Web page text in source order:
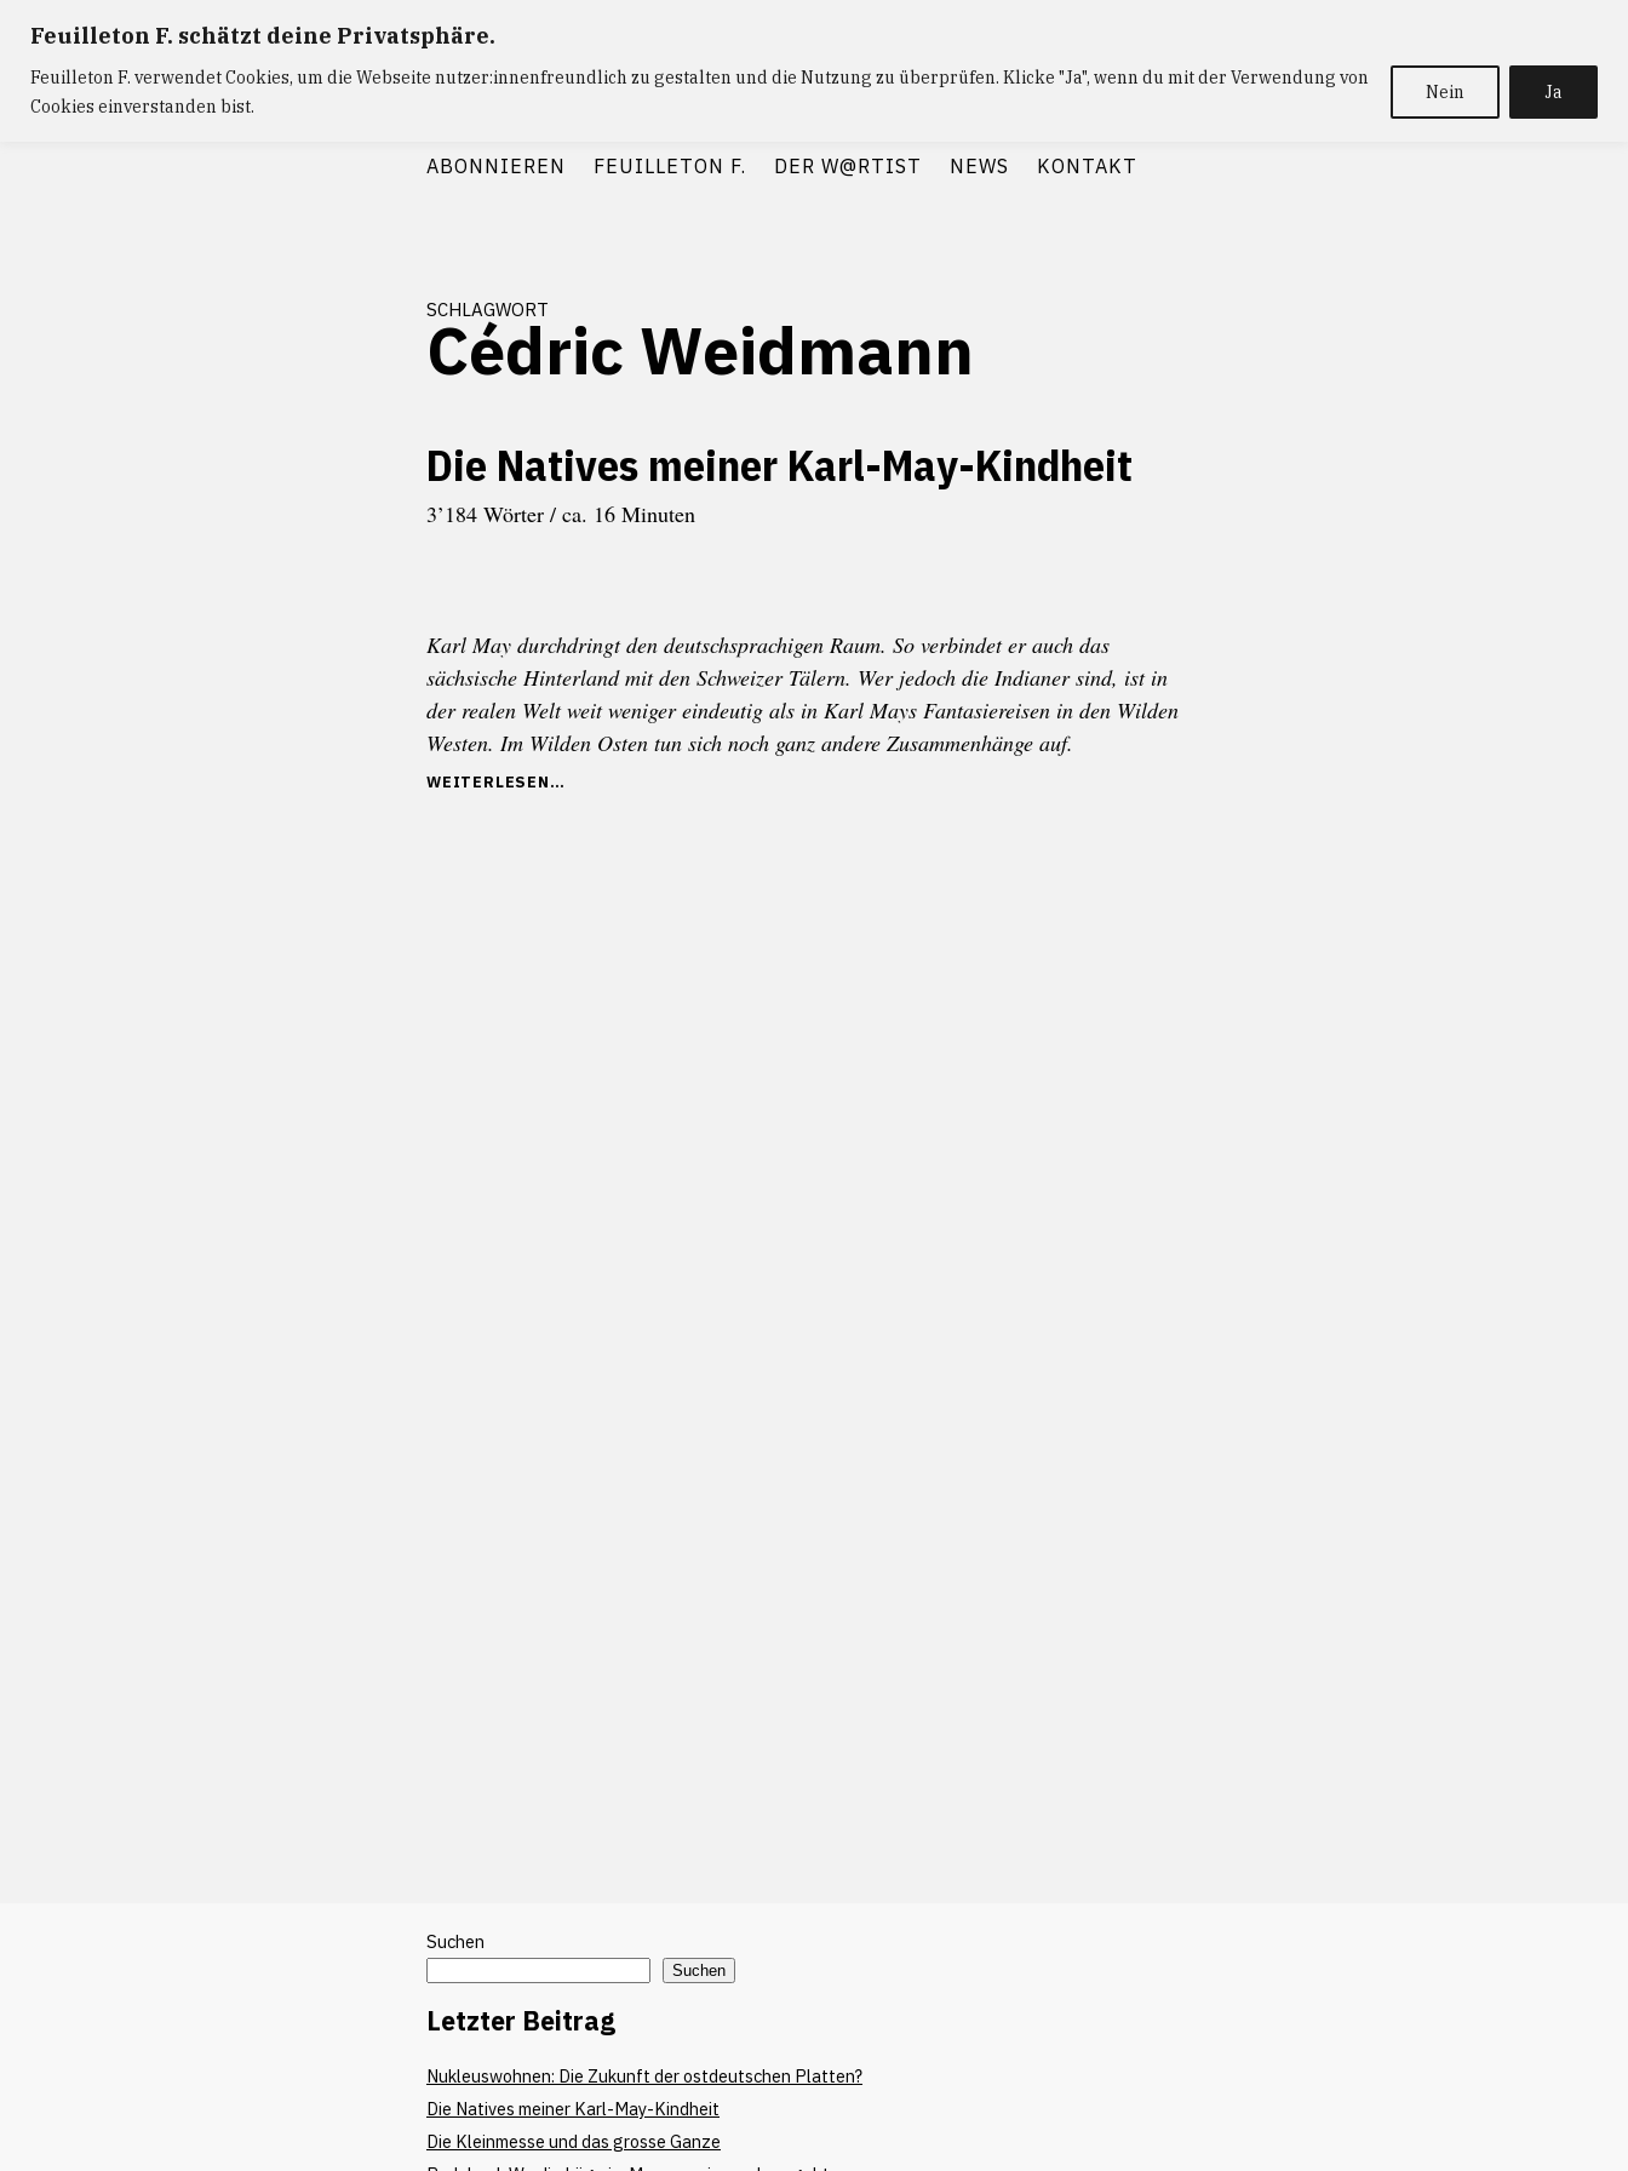
Feuilleton F. schätzt deine Privatsphäre.
Feuilleton F. verwendet Cookies, um die Webseite nutzer:innenfreundlich zu gestalten und die Nutzung zu überprüfen. Klicke "Ja", wenn du mit der Verwendung von
Cookies einverstanden bist.
Nein Ja
Inhalt
springen
ABONNIEREN FEUILLETON F. DER W@RTIST NEWS KONTAKT
schlagwort
Cédric Weidmann
Die Natives meiner Karl-May-Kindheit
3’184 Wörter / ca. 16 Minuten
Karl May durchdringt den deutschsprachigen Raum. So verbindet er auch das
sächsische Hinterland mit den Schweizer Tälern. Wer jedoch die Indianer sind, ist in
der realen Welt weit weniger eindeutig als in Karl Mays Fantasiereisen in den Wilden
Westen. Im Wilden Osten tun sich noch ganz andere Zusammenhänge auf.
„DIE
WEITERLESEN
Suchen
Suchen
Letzter Beitrag
Nukleuswohnen: Die Zukunft der ostdeutschen Platten?
Die Natives meiner Karl-May-Kindheit
Die Kleinmesse und das grosse Ganze